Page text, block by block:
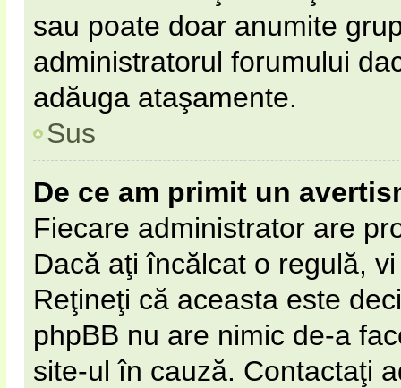
sau poate doar anumite
administratorul forumului
adăuga ataşamente.
Sus
De ce am primit un
Fiecare administrator are
Dacă aţi încălcat o regulă,
Reţineţi că aceasta este
phpBB nu are nimic de-a
site-ul în cauză. Contactaţi